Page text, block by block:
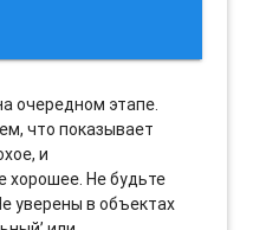
очередном этапе.
что показывает
и
хорошее. Не будьте
уверены в объектах